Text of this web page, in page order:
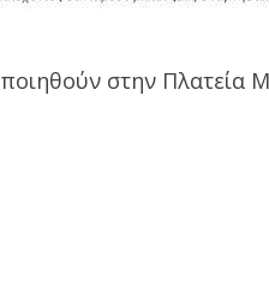
στην Πλατεία